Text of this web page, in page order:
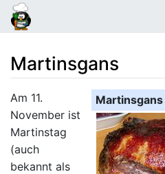
Martinsgans
Wechseln zu: Navigation,Suche
Martinsgans
Am 11.
November ist
Martinstag
(auch
bekannt als